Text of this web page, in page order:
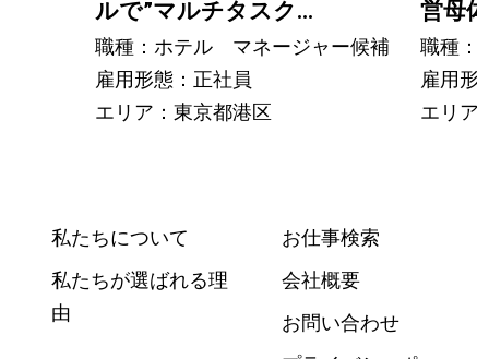
ルで”マルチタスク...
職種：ホテル マネージャー候補
雇用形態：正社員
エリア：東京都港区
営母
職種：
雇用形
エリア
私たちについて
私たちが選ばれる理
由
お仕事検索
会社概要
お問い合わせ